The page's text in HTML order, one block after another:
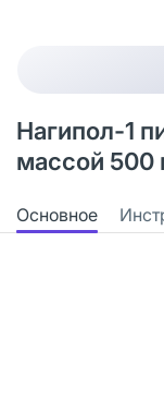
Нагипол-1
массой 500
Основное